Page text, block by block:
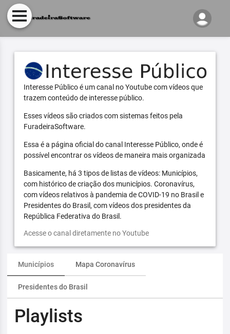
Interesse Público é um canal no Youtube com vídeos que
trazem conteúdo de interesse público.
Esses vídeos são criados com sistemas feitos pela
FuradeiraSoftware.
Essa é a página oficial do canal Interesse Público, onde é
possível encontrar os vídeos de maneira mais organizada
Basicamente, há 3 tipos de listas de vídeos: Municípios,
com histórico de criação dos municípios. Coronavírus,
com vídeos relativos à pandemia de COVID-19 no Brasil e
Presidentes do Brasil, com vídeos dos presidentes da
República Federativa do Brasil.
Acesse o canal diretamente no Youtube
Municípios Mapa Coronavírus
Presidentes do Brasil
Playlists